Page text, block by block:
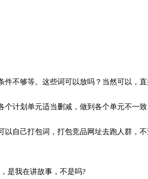
不够等。这些词可以放吗？当然可以，
计划单元适当删减，做到各个单元不一致
自己打包词，打包竞品网址去跑人群，
是我在讲故事，不是吗?